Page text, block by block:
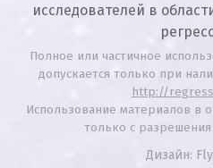
исследователей в
Полное или частичное
допускается только при
http://
Использование материалов в
только с
Дизайн: